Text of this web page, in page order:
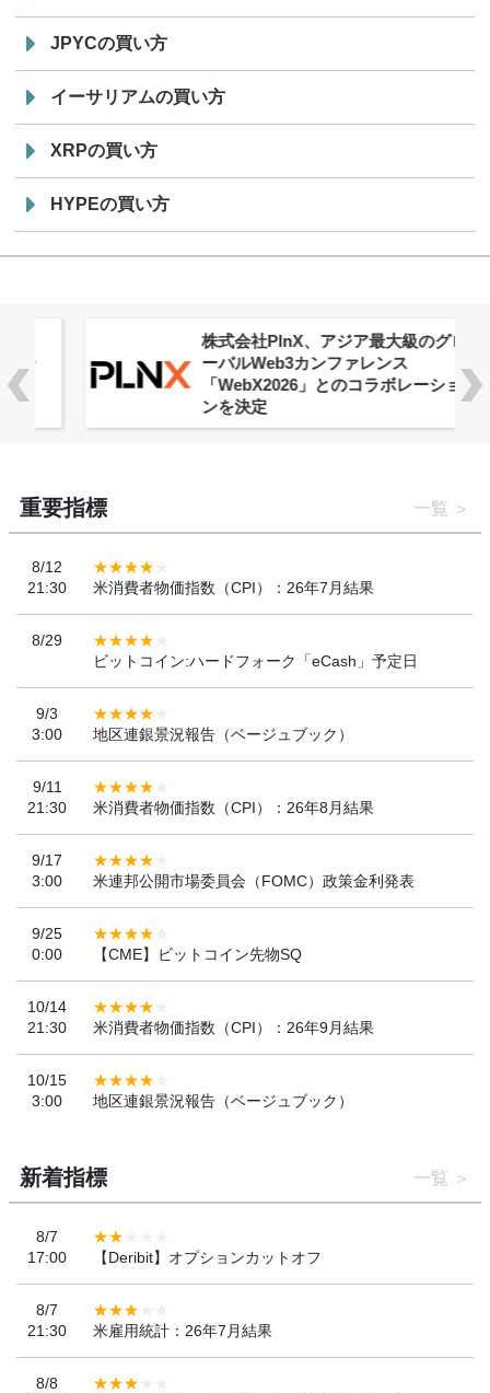
JPYCの買い方
イーサリアムの買い方
XRPの買い方
HYPEの買い方
株式会社PlnX、アジア最大級のグロ
ーバルWeb3カンファレンス
「WebX2026」とのコラボレーショ
ンを決定
重要指標 一覧
8/12
21:30
米消費者物価指数（CPI）：26年7月結果
8/29
ビットコイン:ハードフォーク「eCash」予定日
9/3
3:00
地区連銀景況報告（ベージュブック）
9/11
21:30
米消費者物価指数（CPI）：26年8月結果
9/17
3:00
米連邦公開市場委員会（FOMC）政策金利発表
9/25
0:00
【CME】ビットコイン先物SQ
10/14
21:30
米消費者物価指数（CPI）：26年9月結果
10/15
3:00
地区連銀景況報告（ベージュブック）
新着指標 一覧
8/7
17:00
【Deribit】オプションカットオフ
8/7
21:30
米雇用統計：26年7月結果
8/8